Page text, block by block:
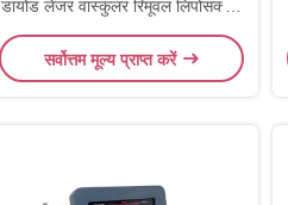
डायोड लेजर वास्कुलर रिमूवल लिपोसक्शन
मशीन
सर्वोत्तम मूल्य प्राप्त करें